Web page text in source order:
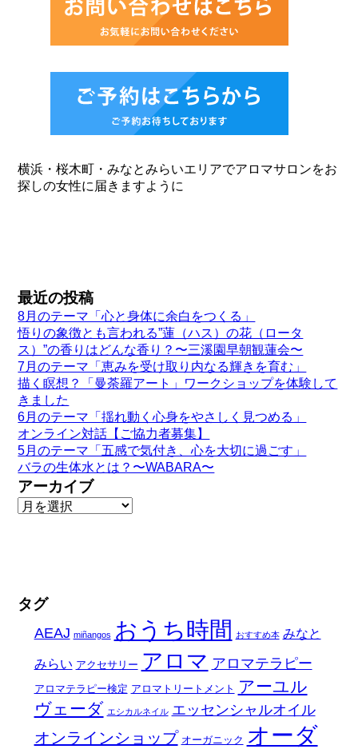
横浜・桜木町・みなとみらいエリアでアロマサロンをお
探しの女性に届きますように
最近の投稿
8月のテーマ「心と身体に余白をつくる」
悟りの象徴とも言われる”蓮（ハス）の花（ロータ
ス）”の香りはどんな香り？〜三溪園早朝観蓮会〜
7月のテーマ「恵みを受け取り内なる輝きを育む」
描く瞑想？「曼荼羅アート」ワークショップを体験して
きました
6月のテーマ「揺れ動く心身をやさしく見つめる」
オンライン対話【ご協力者募集】
5月のテーマ「五感で気付き、心を大切に過ごす」
バラの生体水とは？〜WABARA〜
アーカイブ
タグ
AEAJ miñangos おうち時間 おすすめ本 みなと
みらい アクセサリー アロマ アロマテラピー
アロマテラピー検定 アロマトリートメント アーユル
ヴェーダ エシカルネイル エッセンシャルオイル
オンラインショップ オーガニック オーダ